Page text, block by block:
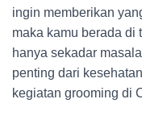
ingin memberikan
maka kamu berada di
hanya sekadar
penting dari
kegiatan grooming di